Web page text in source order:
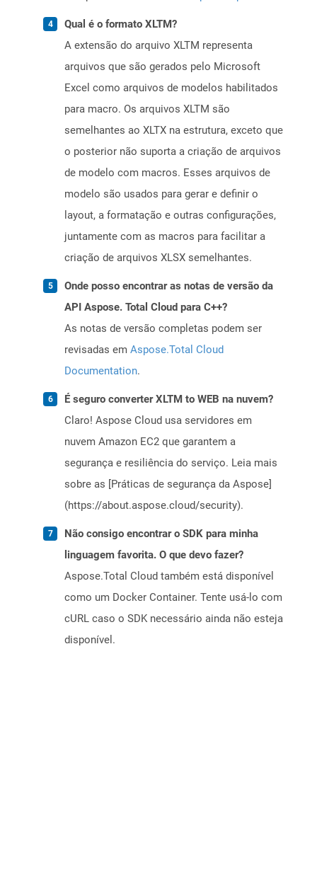
Qual é o formato XLTM?
A extensão do arquivo XLTM representa
arquivos que são gerados pelo Microsoft
Excel como arquivos de modelos habilitados
para macro. Os arquivos XLTM são
semelhantes ao XLTX na estrutura, exceto que
o posterior não suporta a criação de arquivos
de modelo com macros. Esses arquivos de
modelo são usados ​​para gerar e definir o
layout, a formatação e outras configurações,
juntamente com as macros para facilitar a
criação de arquivos XLSX semelhantes.
Onde posso encontrar as notas de versão da
API Aspose. Total Cloud para C++?
As notas de versão completas podem ser
revisadas em Aspose.Total Cloud
Documentation.
É seguro converter XLTM to WEB na nuvem?
Claro! Aspose Cloud usa servidores em
nuvem Amazon EC2 que garantem a
segurança e resiliência do serviço. Leia mais
sobre as [Práticas de segurança da Aspose]
(https://about.aspose.cloud/security).
Não consigo encontrar o SDK para minha
linguagem favorita. O que devo fazer?
Aspose.Total Cloud também está disponível
como um Docker Container. Tente usá-lo com
cURL caso o SDK necessário ainda não esteja
disponível.